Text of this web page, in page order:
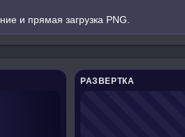
и прямая загрузка PNG.
РАЗВЕРТКА